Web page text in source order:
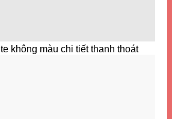
không màu chi tiết thanh thoát